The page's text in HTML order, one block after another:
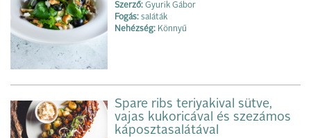
Szerző: Gyurik Gábor
Fogás: saláták
Nehézség: Könnyű
Spare ribs teriyakival sütve,
vajas kukoricával és szezámos
káposztasalátával